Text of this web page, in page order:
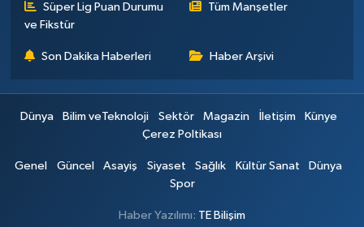
Süper Lig Puan Durumu
ve Fikstür
Tüm Manşetler
Son Dakika Haberleri Haber Arşivi
Dünya Bilim veTeknoloji Sektör Magazin İletişim
Künye
Çerez Poltikası
Genel Güncel Asayiş Siyaset Sağlık Kültür Sanat
Dünya
Spor
Haber Yazılımı: TE Bilişim